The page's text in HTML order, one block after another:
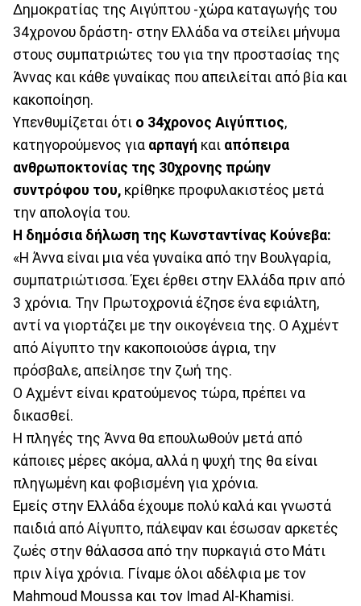
Δημοκρατίας της Αιγύπτου -χώρα καταγωγής του
34χρονου δράστη- στην Ελλάδα να στείλει μήνυμα
στους συμπατριώτες του για την προστασίας της
Άννας και κάθε γυναίκας που απειλείται από βία και
κακοποίηση.
Υπενθυμίζεται ότι ο 34χρονος Αιγύπτιος,
κατηγορούμενος για αρπαγή και απόπειρα
ανθρωποκτονίας της 30χρονης πρώην
συντρόφου του, κρίθηκε προφυλακιστέος μετά
την απολογία του.
Η δημόσια δήλωση της Κωνσταντίνας Κούνεβα:
«Η Άννα είναι μια νέα γυναίκα από την Βουλγαρία,
συμπατριώτισσα. Έχει έρθει στην Ελλάδα πριν από
3 χρόνια. Την Πρωτοχρονιά έζησε ένα εφιάλτη,
αντί να γιορτάζει με την οικογένεια της. Ο Αχμέντ
από Αίγυπτο την κακοποιούσε άγρια, την
πρόσβαλε, απείλησε την ζωή της.
Ο Αχμέντ είναι κρατούμενος τώρα, πρέπει να
δικασθεί.
Η πληγές της Άννα θα επουλωθούν μετά από
κάποιες μέρες ακόμα, αλλά η ψυχή της θα είναι
πληγωμένη και φοβισμένη για χρόνια.
Εμείς στην Ελλάδα έχουμε πολύ καλά και γνωστά
παιδιά από Αίγυπτο, πάλεψαν και έσωσαν αρκετές
ζωές στην θάλασσα από την πυρκαγιά στο Μάτι
πριν λίγα χρόνια. Γίναμε όλοι αδέλφια με τον
Mahmoud Moussa και τον Imad Al-Khamisi.